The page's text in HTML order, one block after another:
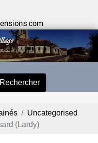
Rechercher
Uncategorised
(Lardy)